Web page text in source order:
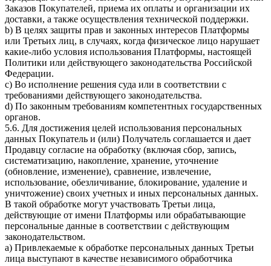
Заказов Покупателей, приема их оплаты и организации их
доставки, а также осуществления технической поддержки.
b) В целях защиты прав и законных интересов Платформы
или Третьих лиц, в случаях, когда физическое лицо нарушает
какие-либо условия использования Платформы, настоящей
Политики или действующего законодательства Российской
Федерации.
c) Во исполнение решения суда или в соответствии с
требованиями действующего законодательства.
d) По законным требованиям компетентных государственных
органов.
5.6. Для достижения целей использования персональных
данных Покупатель и (или) Получатель соглашается и дает
Продавцу согласие на обработку (включая сбор, запись,
систематизацию, накопление, хранение, уточнение
(обновление, изменение), сравнение, извлечение,
использование, обезличивание, блокирование, удаление и
уничтожение) своих учетных и иных персональных данных.
В такой обработке могут участвовать Третьи лица,
действующие от имени Платформы или обрабатывающие
персональные данные в соответствии с действующим
законодательством.
a) Привлекаемые к обработке персональных данных Третьи
лица выступают в качестве независимого обработчика